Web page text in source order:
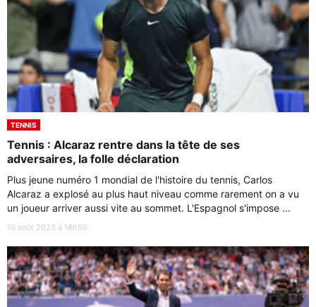
TENNIS
Tennis : Alcaraz rentre dans la tête de ses
adversaires, la folle déclaration
Plus jeune numéro 1 mondial de l'histoire du tennis, Carlos
Alcaraz a explosé au plus haut niveau comme rarement on a vu
un joueur arriver aussi vite au sommet. L'Espagnol s'impose ...
16 août 2023 à 18h50